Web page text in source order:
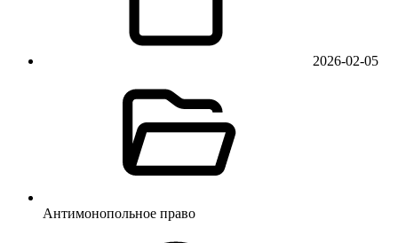
2026-02-05
Антимонопольное право